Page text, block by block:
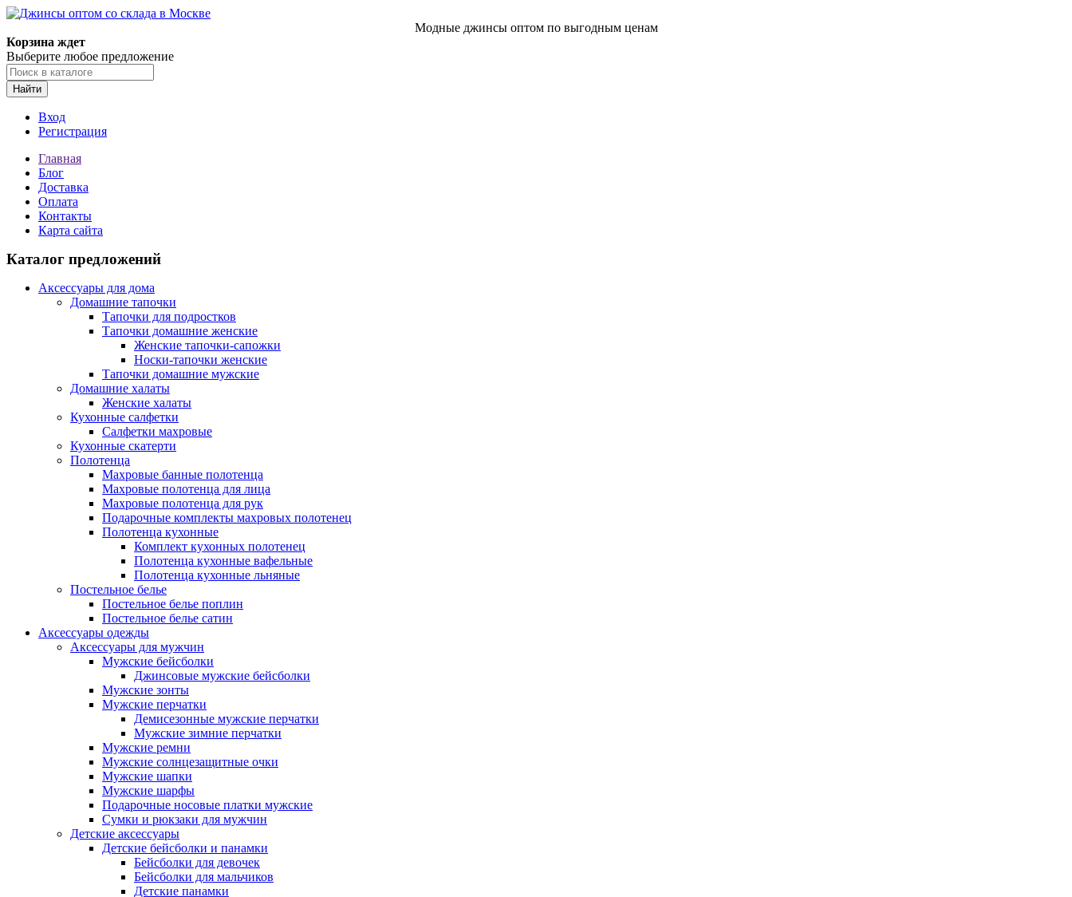
Модные джинсы оптом по выгодным ценам
Корзина ждет
Выберите любое предложение
Найти
Вход
Регистрация
Главная
Блог
Доставка
Оплата
Контакты
Карта сайта
Каталог предложений
Аксессуары для дома
Домашние тапочки
Тапочки для подростков
Тапочки домашние женские
Женские тапочки-сапожки
Носки-тапочки женские
Тапочки домашние мужские
Домашние халаты
Женские халаты
Кухонные салфетки
Салфетки махровые
Кухонные скатерти
Полотенца
Махровые банные полотенца
Махровые полотенца для лица
Махровые полотенца для рук
Подарочные комплекты махровых полотенец
Полотенца кухонные
Комплект кухонных полотенец
Полотенца кухонные вафельные
Полотенца кухонные льняные
Постельное белье
Постельное белье поплин
Постельное белье сатин
Аксессуары одежды
Аксессуары для мужчин
Мужские бейсболки
Джинсовые мужские бейсболки
Мужские зонты
Мужские перчатки
Демисезонные мужские перчатки
Мужские зимние перчатки
Мужские ремни
Мужские солнцезащитные очки
Мужские шапки
Мужские шарфы
Подарочные носовые платки мужские
Сумки и рюкзаки для мужчин
Детские аксессуары
Детские бейсболки и панамки
Бейсболки для девочек
Бейсболки для мальчиков
Детские панамки